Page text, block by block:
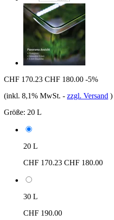
CHF 170.23 CHF 180.00 -5%
(inkl. 8,1% MwSt. - zzgl. Versand )
Größe: 20 L
20 L
CHF 170.23 CHF 180.00
30 L
CHF 190.00